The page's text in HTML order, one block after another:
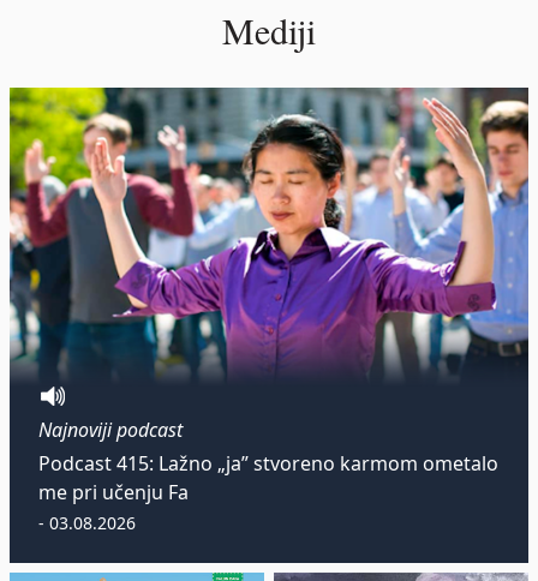
Mediji
Najnoviji podcast
Podcast 415: Lažno „ja” stvoreno karmom ometalo
me pri učenju Fa
- 03.08.2026